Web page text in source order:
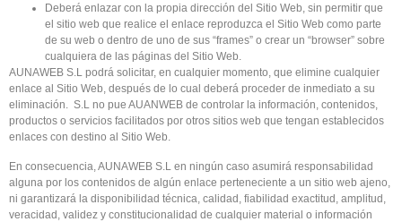
Deberá enlazar con la propia dirección del Sitio Web, sin permitir que
el sitio web que realice el enlace reproduzca el Sitio Web como parte
de su web o dentro de uno de sus “frames” o crear un “browser” sobre
cualquiera de las páginas del Sitio Web.
AUNAWEB S.L podrá solicitar, en cualquier momento, que elimine cualquier
enlace al Sitio Web, después de lo cual deberá proceder de inmediato a su
eliminación. S.L no pue AUANWEB de controlar la información, contenidos,
productos o servicios facilitados por otros sitios web que tengan establecidos
enlaces con destino al Sitio Web.
En consecuencia, AUNAWEB S.L en ningún caso asumirá responsabilidad
alguna por los contenidos de algún enlace perteneciente a un sitio web ajeno,
ni garantizará la disponibilidad técnica, calidad, fiabilidad exactitud, amplitud,
veracidad, validez y constitucionalidad de cualquier material o información